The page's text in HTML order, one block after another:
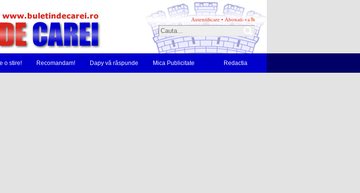
Autentificare • Abonati-va
o stire! Recomandam! Dapy vă răspunde Mica Publicitate Redactia